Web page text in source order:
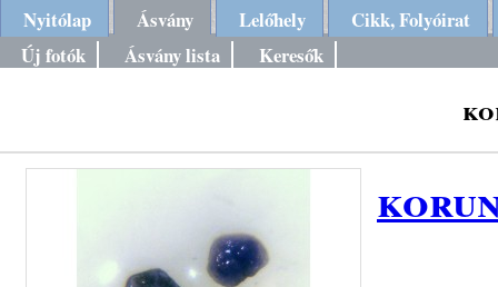
Nyitólap Ásvány Lelőhely
Cikk, Folyóirat
Új fotók
Ásvány lista Keresők